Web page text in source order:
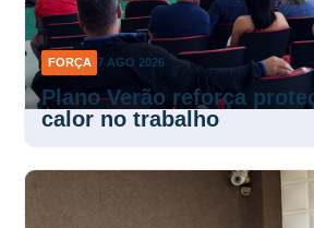
FORÇA 7 AGO 2026
Plano Verão reforça
calor no trabalho